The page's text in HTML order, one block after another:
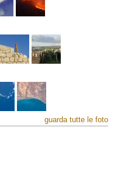
guarda tutte le foto